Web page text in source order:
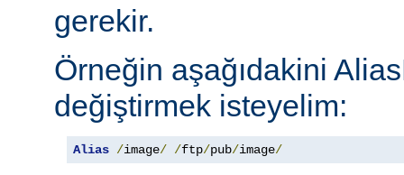
gerekir.
Örneğin aşağıdakini
değiştirmek isteyelim:
Alias /image/ /ftp/pub/image/